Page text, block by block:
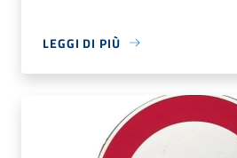
LEGGI DI PIÙ